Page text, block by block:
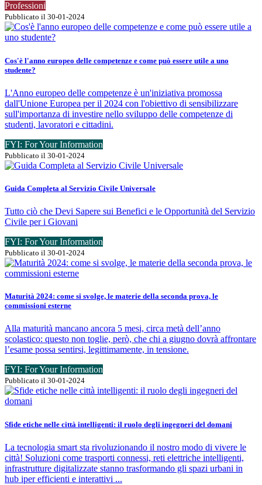
Professioni
Pubblicato il 30-01-2024
Cos'è l'anno europeo delle competenze e come può essere utile a uno
studente?
L'Anno europeo delle competenze è un'iniziativa promossa
dall'Unione Europea per il 2024 con l'obiettivo di sensibilizzare
sull'importanza di investire nello sviluppo delle competenze di
studenti, lavoratori e cittadini.
FYI: For Your Information
Pubblicato il 30-01-2024
Guida Completa al Servizio Civile Universale
Tutto ciò che Devi Sapere sui Benefici e le Opportunità del Servizio
Civile per i Giovani
FYI: For Your Information
Pubblicato il 30-01-2024
Maturità 2024: come si svolge, le materie della seconda prova, le
commissioni esterne
Alla maturità mancano ancora 5 mesi, circa metà dell’anno
scolastico: questo non toglie, però, che chi a giugno dovrà affrontare
l’esame possa sentirsi, legittimamente, in tensione.
FYI: For Your Information
Pubblicato il 30-01-2024
Sfide etiche nelle città intelligenti: il ruolo degli ingegneri del domani
La tecnologia smart sta rivoluzionando il nostro modo di vivere le
città! Soluzioni come trasporti connessi, reti elettriche intelligenti,
infrastrutture digitalizzate stanno trasformando gli spazi urbani in
hub iper efficienti e interattivi ...